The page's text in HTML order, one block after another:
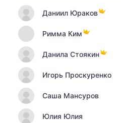
Даниил Юраков
Римма Ким
Данила Стоякин
Игорь Проскуренко
Саша Мансуров
Юлия Юлия